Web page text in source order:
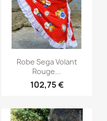
Aperçu rapide
Robe Sega Volant
Rouge...
102,75 €